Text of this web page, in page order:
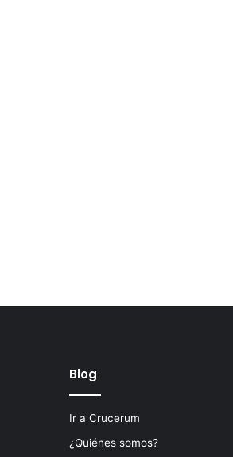
Blog
Ir a Crucerum
¿Quiénes somos?